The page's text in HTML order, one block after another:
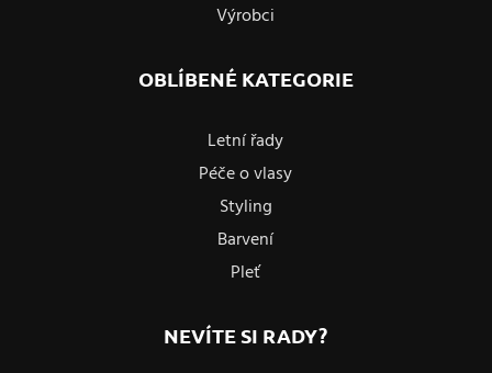
Výrobci
OBLÍBENÉ KATEGORIE
Letní řady
Péče o vlasy
Styling
Barvení
Pleť
NEVÍTE SI RADY?